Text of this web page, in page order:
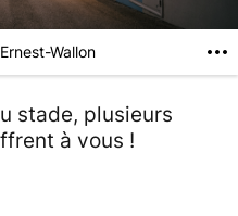
Wallon
stade, plusieurs
à vous !